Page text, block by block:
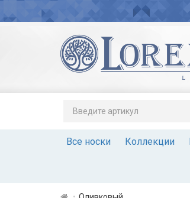
Все носки Коллекции